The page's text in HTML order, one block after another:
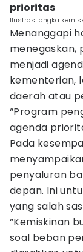
prioritas
Ilustrasi angka
Menanggapi
menegaskan,
menjadi
kementerian,
daerah atau
“Program
agenda
Pada
penyaluran
depan. Ini
yang salah
“Kemiskinan
soal beban